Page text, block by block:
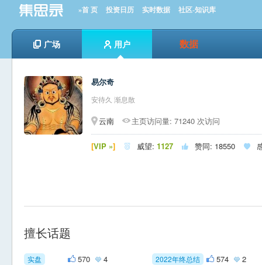
»首 页 投资日历 实时数据 社区-知识库
广场 用户 数据
易尔奇
安待久 渐息散
云南 主页访问量: 71240 次访问
[VIP »]  威望: 1127  赞同: 18550 
擅长话题
实盘 570 4 2022年终总结 574 2